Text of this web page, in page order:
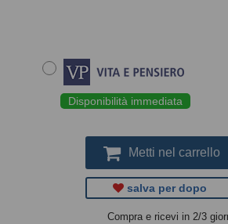
Disponibilità immediata
Metti nel carrello
salva per dopo
Compra e ricevi in 2/3